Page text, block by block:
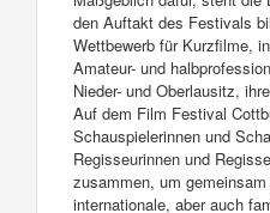
den Auftakt des Festivals
Wettbewerb für Kurzfilme,
Amateur- und
Nieder- und Oberlausitz,
Auf dem Film Festival
Schauspielerinnen und
Regisseurinnen und
zusammen, um
internationale, aber auch